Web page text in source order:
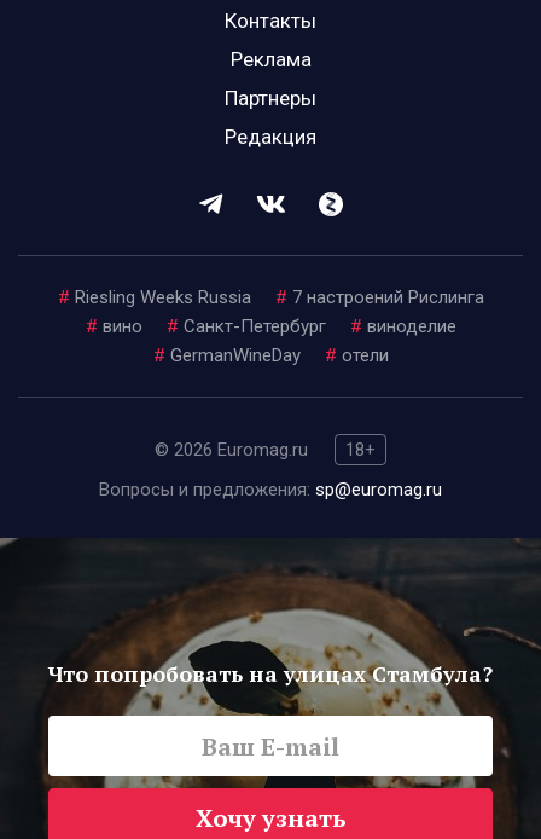
Контакты
Реклама
Партнеры
Редакция
# Riesling Weeks Russia # 7 настроений Рислинга
# вино # Санкт-Петербург # виноделие
# GermanWineDay # отели
© 2026 Euromag.ru
18+
Вопросы и предложения: sp@euromag.ru
Что попробовать на улицах Стамбула?
Хочу узнать